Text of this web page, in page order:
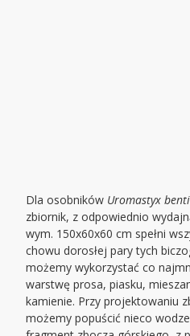
Dla osobników Uromastyx benti
zbiornik, z odpowiednio
wym. 150x60x60 cm spełni
chowu dorosłej pary tych
możemy wykorzystać co
warstwę prosa, piasku,
kamienie. Przy projektowaniu
możemy popuścić nieco